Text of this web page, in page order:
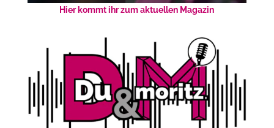
Hier kommt ihr zum aktuellen Magazin